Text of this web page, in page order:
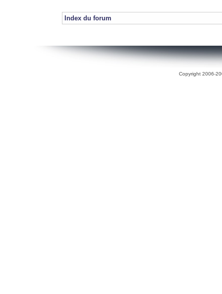
Index du forum
Copyright 2006-